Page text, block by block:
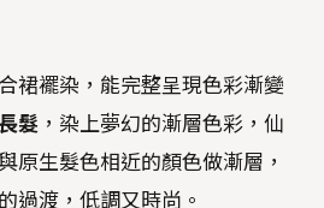
裙襬染，能完整呈現色彩漸變
髮 ，染上夢幻的漸層色彩，仙
原生髮色相近的顏色做漸層，
過渡，低調又時尚。